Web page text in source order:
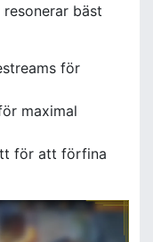
bäst
för
maximal
för att förfina